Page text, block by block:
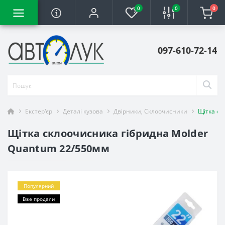
0 0 0
097-610-72-14
Екстер'єр Деталі кузова Двірники, Склоочисники Щітка
Щітка склоочисника гібридна Molder
Quantum 22/550мм
Популярний
Вже продали